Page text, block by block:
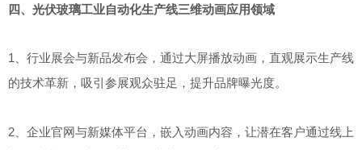
四、光伏玻璃工业自动化生产线三维动画应用领域
1、行业展会与新品发布会，通过大屏播放动画，直观展示生产线
的技术革新，吸引参展观众驻足，提升品牌曝光度。
2、企业官网与新媒体平台，嵌入动画内容，让潜在客户通过线上